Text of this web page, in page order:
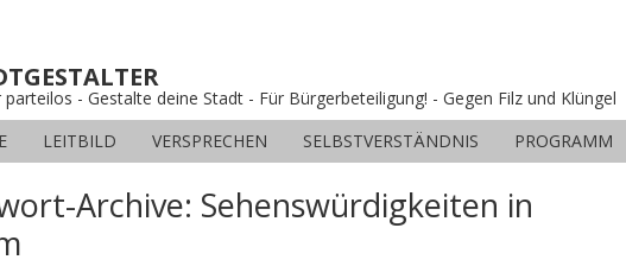
- Gestalte deine Stadt - Für Bürgerbeteiligung! - Gegen Filz und Klüngel
LEITBILD VERSPRECHEN SELBSTVERSTÄNDNIS PROGRAMM
Archive: Sehenswürdigkeiten in